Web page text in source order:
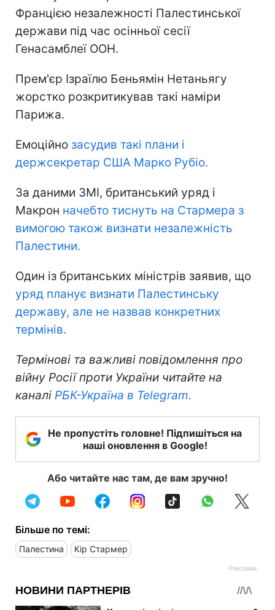
Францією незалежності Палестинської
держави під час осінньої сесії
Генасамблеї ООН.
Прем'єр Ізраїлю Беньямін Нетаньягу
жорстко розкритикував такі наміри
Парижа.
Емоційно засудив такі плани і
держсекретар США Марко Рубіо.
За даними ЗМІ, британський уряд і
Макрон начебто тиснуть на Стармера з
вимогою також визнати незалежність
Палестини.
Один із британських міністрів заявив, що
уряд планує визнати Палестинську
державу, але не назвав конкретних
термінів.
Термінові та важливі повідомлення про
війну Росії проти України читайте на
каналі РБК-Україна в Telegram.
Не пропустіть головне! Підпишіться на
наші оновлення в Google!
Або читайте нас там, де вам зручно!
Більше по темі:
Палестина Кір Стармер